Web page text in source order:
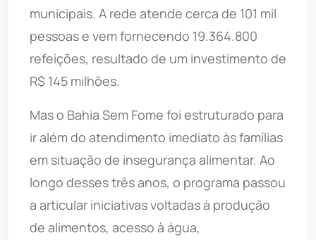
municipais. A rede atende cerca de 101 mil
pessoas e vem fornecendo 19.364.800
refeições, resultado de um investimento de
R$ 145 milhões.
Mas o Bahia Sem Fome foi estruturado para
ir além do atendimento imediato às famílias
em situação de insegurança alimentar. Ao
longo desses três anos, o programa passou
a articular iniciativas voltadas à produção
de alimentos, acesso à água,